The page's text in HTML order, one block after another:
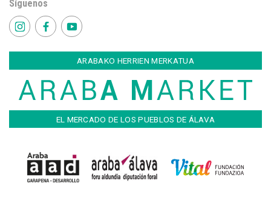
Síguenos
ARABAKO HERRIEN MERKATUA
EL MERCADO DE LOS PUEBLOS DE ÁLAVA